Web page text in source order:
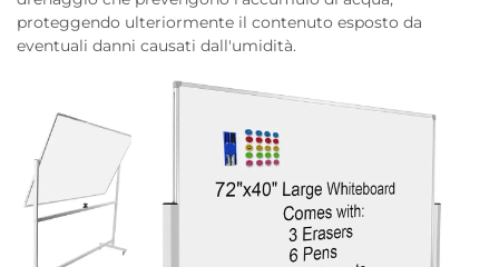
proteggendo ulteriormente il contenuto esposto da
eventuali danni causati dall'umidità.